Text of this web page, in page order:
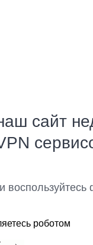
сайт
роботом